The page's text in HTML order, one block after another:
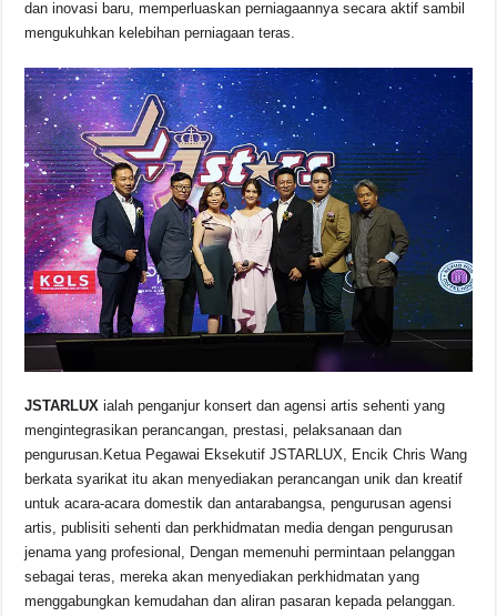
dan inovasi baru, memperluaskan perniagaannya secara aktif sambil
mengukuhkan kelebihan perniagaan teras.
JSTARLUX ialah penganjur konsert dan agensi artis sehenti yang
mengintegrasikan perancangan, prestasi, pelaksanaan dan
pengurusan.Ketua Pegawai Eksekutif JSTARLUX, Encik Chris Wang
berkata syarikat itu akan menyediakan perancangan unik dan kreatif
untuk acara-acara domestik dan antarabangsa, pengurusan agensi
artis, publisiti sehenti dan perkhidmatan media dengan pengurusan
jenama yang profesional, Dengan memenuhi permintaan pelanggan
sebagai teras, mereka akan menyediakan perkhidmatan yang
menggabungkan kemudahan dan aliran pasaran kepada pelanggan.